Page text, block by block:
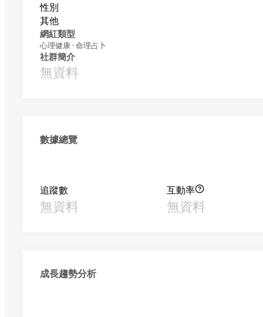
性別
其他
網紅類型
心理健康 · 命理占卜
社群簡介
無資料
數據總覽
追蹤數
無資料
互動率
無資料
成長趨勢分析